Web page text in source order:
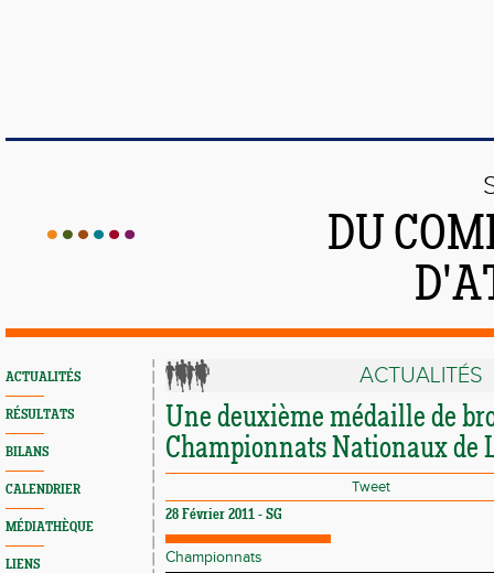
DU
ACTUALITÉS
RÉSULTATS
BILANS
CALENDRIER
MÉDIATHÈQUE
LIENS
ACTUALITÉS
Une deuxième médaille de
Championnats Nationaux de
Tweet
28 Février 2011 - SG
Championnats